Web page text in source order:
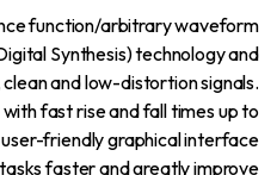
function/arbitrary waveform
Synthesis) technology and
and low-distortion signals.
fast rise and fall times up to
friendly graphical interface
faster and greatly improve